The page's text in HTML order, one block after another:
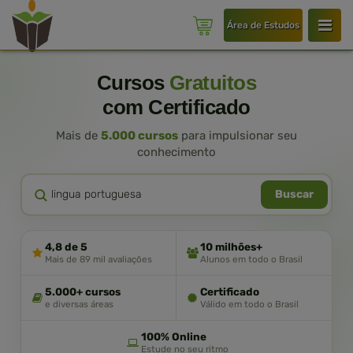
Área de Estudos
Cursos Gratuitos
com Certificado
Mais de 5.000 cursos para impulsionar seu
conhecimento
Buscar
4,8 de 5
Mais de 89 mil avaliações
10 milhões+
Alunos em todo o Brasil
5.000+ cursos
e diversas áreas
Certificado
Válido em todo o Brasil
100% Online
Estude no seu ritmo